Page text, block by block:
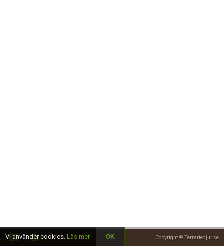
Copyright © Terrariedjur.se
Vi använder cookies. Läs mer OK